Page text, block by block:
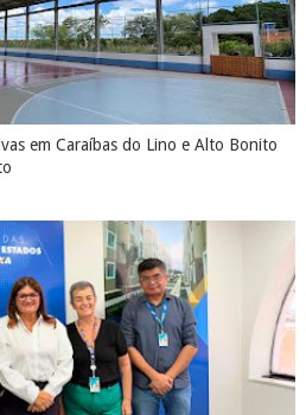
em Caraíbas do Lino e Alto Bonito